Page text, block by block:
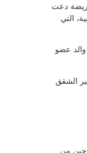
دعت
التي
والد عضو
الشقق
من